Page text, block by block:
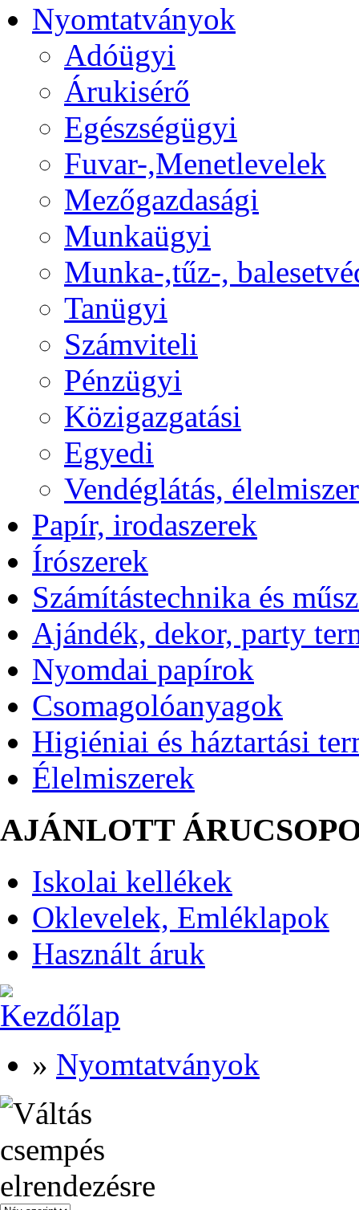
Nyomtatványok
Adóügyi
Árukisérő
Egészségügyi
Fuvar-,Menetlevelek
Mezőgazdasági
Munkaügyi
Munka-,tűz-,
Tanügyi
Számviteli
Pénzügyi
Közigazgatási
Egyedi
Vendéglátás, élelmiszer
Papír, irodaszerek
Írószerek
Számítástechnika és
Ajándék, dekor, party
Nyomdai papírok
Csomagolóanyagok
Higiéniai és háztartási
Élelmiszerek
AJÁNLOTT
Iskolai kellékek
Oklevelek, Emléklapok
Használt áruk
» Nyomtatványok